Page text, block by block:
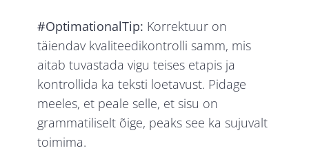
#OptimationalTip: Korrektuur on
täiendav kvaliteedikontrolli samm, mis
aitab tuvastada vigu teises etapis ja
kontrollida ka teksti loetavust. Pidage
meeles, et peale selle, et sisu on
grammatiliselt õige, peaks see ka sujuvalt
toimima.